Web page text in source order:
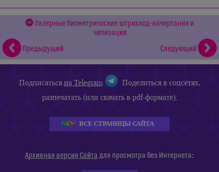
Лазерные биометрические штрихкод-начертания и
чипизация
Предыдущий
Следующий
Подписатьсяна Telegram
Поделиться в соцсетях,
разпечатать (или скачать в pdf-формате):
ВСЕ СТРАНИЦЫ САЙТА
Архивная версия Сайта для просмотра без Интернета: